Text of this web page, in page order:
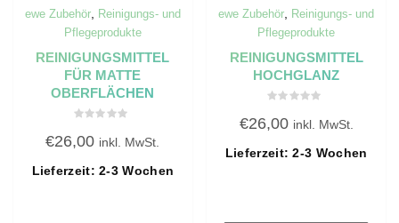
ewe Zubehör,
Reinigungs- und
Pflegeprodukte
REINIGUNGSMITTEL
FÜR MATTE
OBERFLÄCHEN
mit
0
5
€26,00 inkl. MwSt.
Lieferzeit: 2-3 Wochen
ewe Zubehör
Reinigungs- und
Pflegeprodukte
REINIGUNGSMITTEL
HOCHGLANZ
mit
0
5
€26,00 inkl. MwSt.
Lieferzeit: 2-3 Wochen